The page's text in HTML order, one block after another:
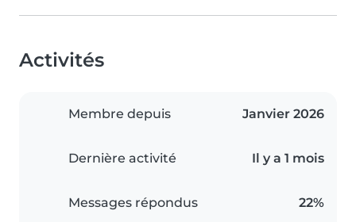
Activités
Membre depuis Janvier 2026
Dernière activité Il y a 1 mois
Messages répondus 22%